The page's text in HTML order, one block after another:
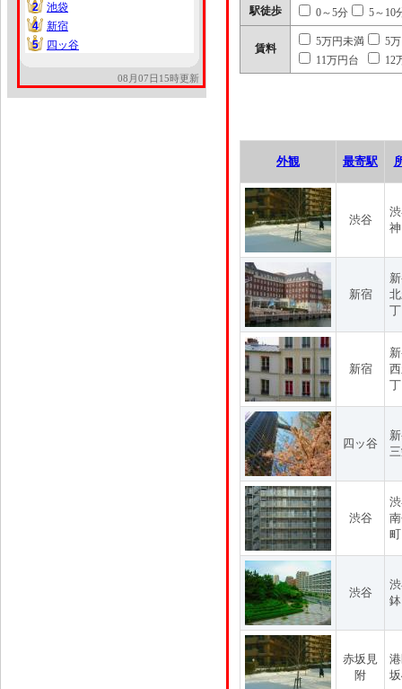
2
2
池袋
4
4
新宿
5
5 四ッ谷
08月07日15時更新
駅徒歩 0～5分 5～10
賃料
5万円未満
5
11万円台
12
外観 最寄駅
渋谷
新宿
新宿
四ッ谷
渋谷
渋谷
赤坂見
附